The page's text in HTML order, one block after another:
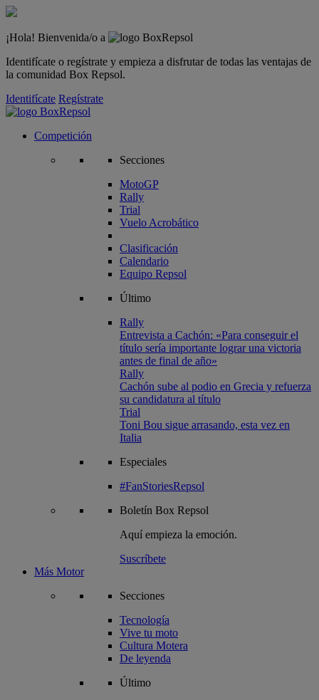
¡Hola! Bienvenida/o a
Identifícate o regístrate y empieza a disfrutar de todas las ventajas de
la comunidad Box Repsol.
Identifícate Regístrate
Competición
Secciones
MotoGP
Rally
Trial
Vuelo Acrobático
Clasificación
Calendario
Equipo Repsol
Último
Rally
Entrevista a Cachón: «Para conseguir el
título sería importante lograr una victoria
antes de final de año»
Rally
Cachón sube al podio en Grecia y refuerza
su candidatura al título
Trial
Toni Bou sigue arrasando, esta vez en
Italia
Especiales
#FanStoriesRepsol
Boletín Box Repsol
Aquí empieza la emoción.
Suscríbete
Más Motor
Secciones
Tecnología
Vive tu moto
Cultura Motera
De leyenda
Último